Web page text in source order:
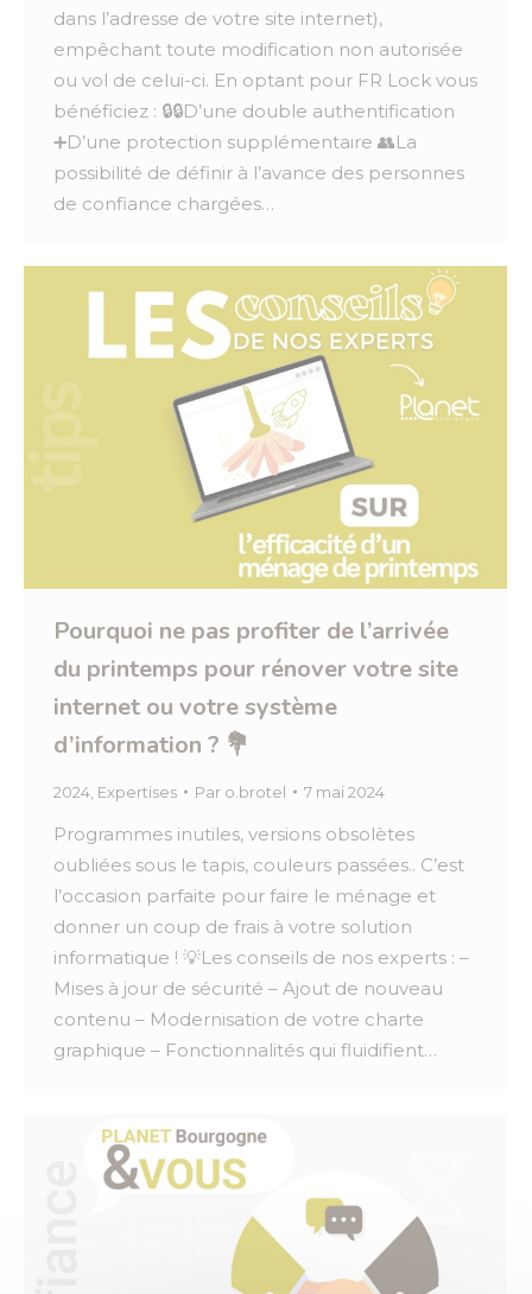
dans l’adresse de votre site internet),
empêchant toute modification non autorisée
ou vol de celui-ci. En optant pour FR Lock vous
bénéficiez : 🔒🔒D’une double authentification
➕D’une protection supplémentaire 👥La
possibilité de définir à l’avance des personnes
de confiance chargées…
Pourquoi ne pas profiter de l’arrivée
du printemps pour rénover votre site
internet ou votre système
d’information ? 💐
2024 Expertises Par o.brotel 7 mai 2024
Programmes inutiles, versions obsolètes
oubliées sous le tapis, couleurs passées.. C’est
l’occasion parfaite pour faire le ménage et
donner un coup de frais à votre solution
informatique ! 💡Les conseils de nos experts : –
Mises à jour de sécurité – Ajout de nouveau
contenu – Modernisation de votre charte
graphique – Fonctionnalités qui fluidifient…